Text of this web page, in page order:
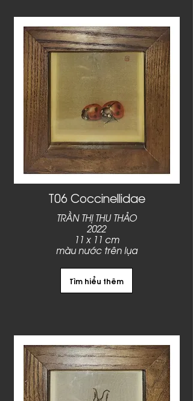
T06 Coccinellidae
TRẦN THỊ THU THẢO
2022
11 x 11 cm
màu nước trên lụa
Tìm hiểu thêm